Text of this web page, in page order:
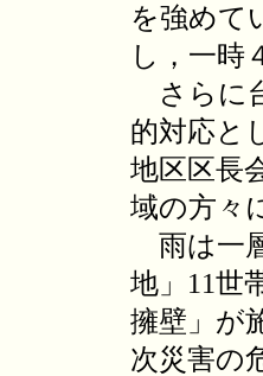
を強めて
し，一時
さらに
的対応と
地区区長
域の方々
雨は一
地」11世
擁壁」が
次災害の